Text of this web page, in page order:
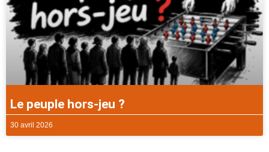
Le peuple hors-jeu ?
30 avril 2026